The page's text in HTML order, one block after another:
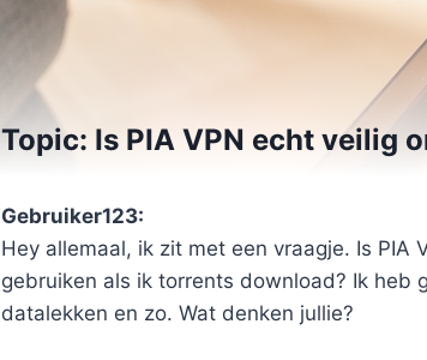
Topic: Is PIA VPN echt veilig
Gebruiker123:
Hey allemaal, ik zit met een vraagje. Is PIA
gebruiken als ik torrents download? Ik heb
datalekken en zo. Wat denken jullie?